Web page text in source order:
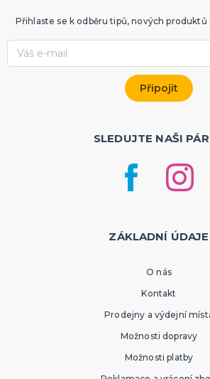
Přihlaste se k odběru tipů, nových produktů
SLEDUJTE NAŠI
ZÁKLADNÍ ÚDAJE
O nás
Kontakt
Prodejny a výdejní
Možnosti dopravy
Možnosti platby